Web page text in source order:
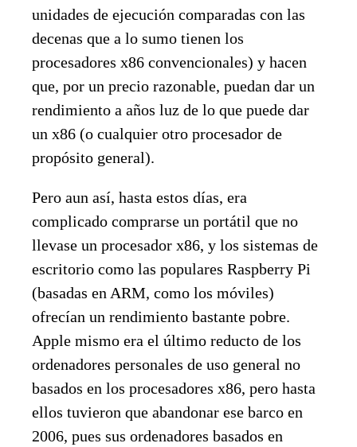
unidades de ejecución comparadas con las
decenas que a lo sumo tienen los
procesadores x86 convencionales) y hacen
que, por un precio razonable, puedan dar un
rendimiento a años luz de lo que puede dar
un x86 (o cualquier otro procesador de
propósito general).
Pero aun así, hasta estos días, era
complicado comprarse un portátil que no
llevase un procesador x86, y los sistemas de
escritorio como las populares Raspberry Pi
(basadas en ARM, como los móviles)
ofrecían un rendimiento bastante pobre.
Apple mismo era el último reducto de los
ordenadores personales de uso general no
basados en los procesadores x86, pero hasta
ellos tuvieron que abandonar ese barco en
2006, pues sus ordenadores basados en